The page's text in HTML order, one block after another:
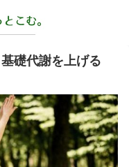
礎代謝を上げる